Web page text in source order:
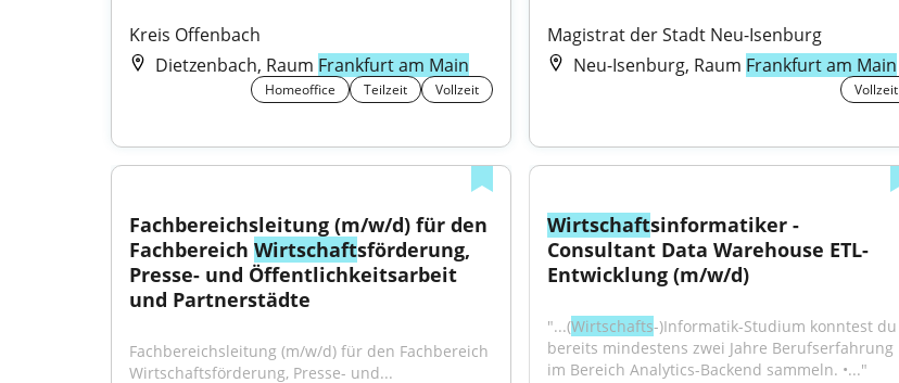
Kreis Offenbach
Dietzenbach, Raum Frankfurt am Main
Homeoffice Teilzeit Vollzeit
Magistrat der Stadt Neu-Isenburg
Neu-Isenburg, Raum Frankfurt am Main
Vollzeit
Fachbereichsleitung (m/w/d) für den
Fachbereich Wirtschaftsförderung,
Presse- und Öffentlichkeitsarbeit
und Partnerstädte
Fachbereichsleitung (m/w/d) für den Fachbereich
Wirtschaftsförderung, Presse- und...
Wirtschaftsinformatiker -
Consultant Data Warehouse ETL-
Entwicklung (m/w/d)
"...(Wirtschafts-)Informatik-Studium konntest du
bereits mindestens zwei Jahre Berufserfahrung
im Bereich Analytics-Backend sammeln. •..."